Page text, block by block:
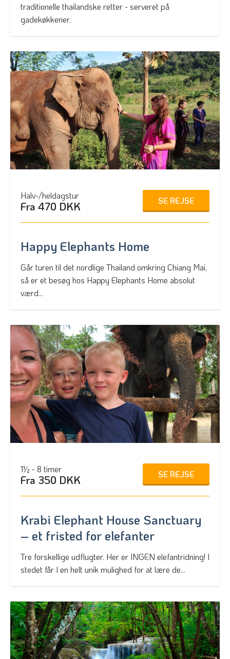
traditionelle thailandske retter - serveret på
gadekøkkener.
Halv-/heldagstur
Fra 470 DKK SE REJSE
Happy Elephants Home
Går turen til det nordlige Thailand omkring Chiang Mai,
så er et besøg hos Happy Elephants Home absolut
værd...
1½ - 8 timer
Fra 350 DKK SE REJSE
Krabi Elephant House Sanctuary
– et fristed for elefanter
Tre forskellige udflugter. Her er INGEN elefantridning! I
stedet får I en helt unik mulighed for at lære de...